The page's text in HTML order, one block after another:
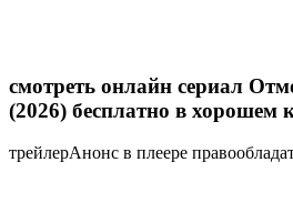
смотреть онлайн сериал
(2026) бесплатно в хорошем
трейлерАнонс в плеере